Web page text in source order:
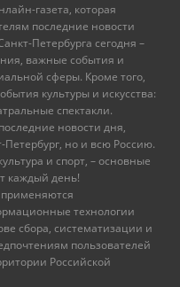
газета, которая
последние новости
Петербурга сегодня –
важные события и
сферы. Кроме того,
культуры и искусства:
спектакли.
новости дня,
Петербург, но и всю Россию.
и спорт, – основные
каждый день!
технологии
сбора, систематизации и
пользователей
Российской